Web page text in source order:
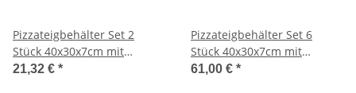
Pizzateigbehälter Set 2
Stück 40x30x7cm mit
Auflagedeckel stapelbar für
21,32 € *
Pizzateigbehälter Set 6
Stück 40x30x7cm mit
Auflagedeckel stapelbar für
61,00 € *